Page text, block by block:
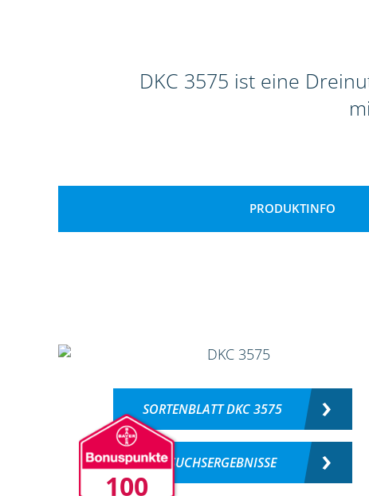
DKC 3575 ist eine
PRODUKTINFO
100
SORTENBLATT DKC 3575
VERSUCHSERGEBNISSE